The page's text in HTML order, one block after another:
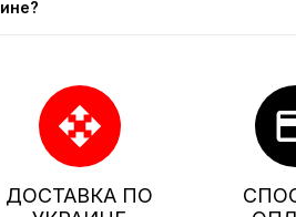
open_with
ДОСТАВКА ПО